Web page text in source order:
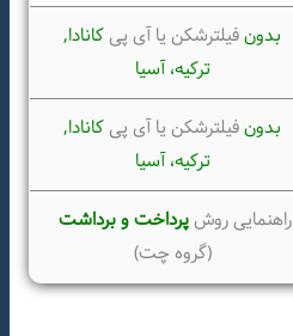
بدونفیلترشکن یا آی پیکانادا,
ترکیه، آسیا
بدونفیلترشکن یا آی پیکانادا,
ترکیه، آسیا
راهنمایی روشپرداخت و برداشت
(گروه چت)